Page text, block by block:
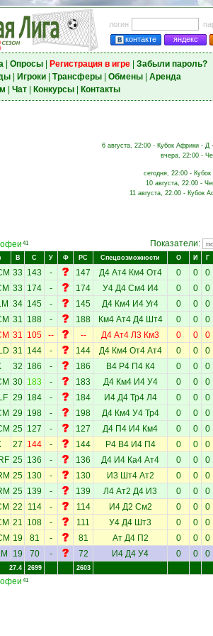
логин
контакте
яндекс
| Опросы| Регистрация в игре| Забыли пароль?
| Игроки| Трансферы| Обмены| Аренда
Чат| Конкурсы| Контакты
6 августа, 22:00 - Кубок Африки - Д -
вчера, 22:00 -
сегодня, 22:00 -
10 августа, 22:00 -
11 августа, 22:00 - Кубок
41 Показатели:
В С У Ф РС Спецвозможности О И Г
33 143 - 147 Д4 Ат4 Км4 От4 0 0 0
33 174 - 174 У4 Д4 См4 И4 0 0 0
34 145 - 145 Д4 Км4 И4 Уг4 0 0 0
31 188 - 188 Км4 Ат4 Д4 Шт4 0 0 0
31 105 -- -- Д4 Ат4 Л3 Км3 0 0 0
31 144 - 144 Д4 Км4 От4 Ат4 0 0 0
32 186 - 186 В4 Р4 П4 К4 0 0 0
30 183 - 183 Д4 Км4 И4 У4 0 0 0
LF 29 184 - 184 И4 Д4 Тр4 Л4 0 0 0
29 198 - 198 Д4 Км4 У4 Тр4 0 0 0
25 127 - 127 Д4 П4 И4 Км4 0 0 0
27 144 - 144 Р4 В4 И4 П4 0 0 0
RF 25 136 - 136 Д4 И4 Ка4 Ат4 0 0 0
25 130 - 130 И3 Шт4 Ат2 0 0 0
25 139 - 139 Л4 Ат2 Д4 И3 0 0 0
22 114 - 114 И4 Д2 См2 0 0 0
21 108 - 111 У4 Д4 Шт3 0 0 0
19 81 - 81 Ат Д4 П2 0 0 0
19 70 - 72 И4 Д4 У4 0 0 0
27.4 2699 2603
41